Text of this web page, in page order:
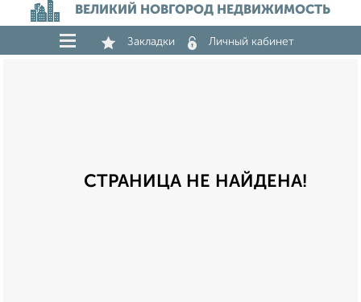
ВЕЛИКИЙ НОВГОРОД НЕДВИЖИМОСТЬ
Закладки Личный кабинет
СТРАНИЦА НЕ НАЙДЕНА!